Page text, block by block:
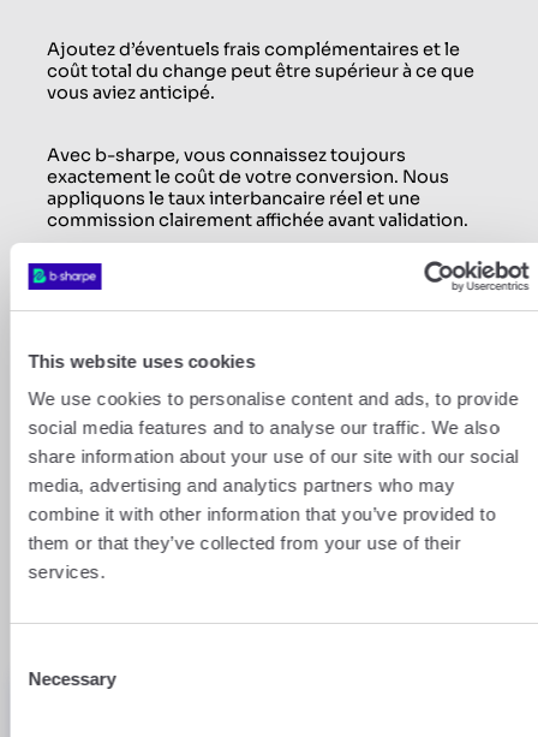
This website uses cookies
We use cookies to personalise content and ads, to provide
social media features and to analyse our traffic. We also
share information about your use of our site with our social
media, advertising and analytics partners who may
combine it with other information that you’ve provided to
them or that they’ve collected from your use of their
services.
Selection
Necessary
Ajoutez d’éventuels frais complémentaires et le
coût total du change peut être supérieur à ce que
vous aviez anticipé.
Avec b-sharpe, vous connaissez toujours
exactement le coût de votre conversion. Nous
appliquons le taux interbancaire réel et une
commission clairement affichée avant validation.
Le change devient lisible, maîtrisé et prévisible.
Comparez sur votre
prochain transfert d’argent
Entrez le montant et la devise. Voyez immédiatement
combien vous pourriez économiser. La différence est